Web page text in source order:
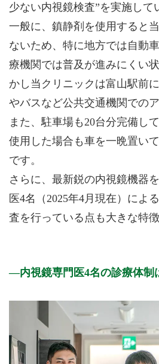
少ない内視鏡検査”を実施して
一般に、鎮静剤を使用すると
ないため、特に地方では自動
療機関では普及が進みにくい
かし当クリニックは富山駅前
やバスなど公共交通機関での
また、駐車場も20台分完備し
使用した場合も車を一晩置い
です。
さらに、最新鋭の内視鏡機器
医4名（2025年4月現在）によ
査を行っている点も大きな特徴
内視鏡専門医4名の診療体制